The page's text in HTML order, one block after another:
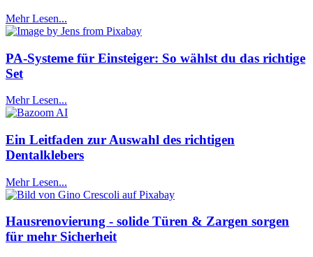
Mehr Lesen...
PA-Systeme für Einsteiger: So wählst du das richtige
Set
Mehr Lesen...
Ein Leitfaden zur Auswahl des richtigen
Dentalklebers
Mehr Lesen...
Hausrenovierung - solide Türen & Zargen sorgen
für mehr Sicherheit